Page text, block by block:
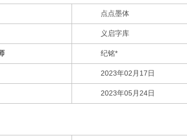
点点墨体
义启字库
纪铭*
2023年02月17日
2023年05月24日